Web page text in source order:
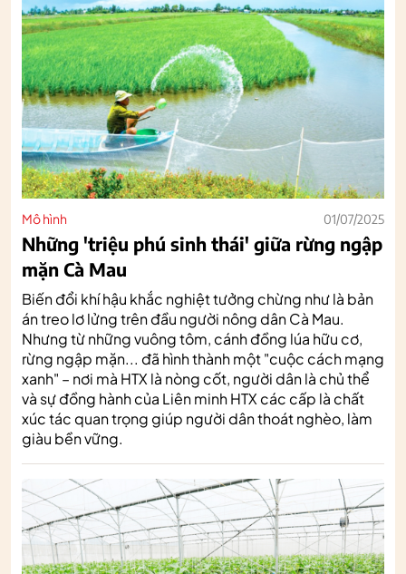
Mô hình 01/07/2025
Những 'triệu phú sinh thái' giữa rừng ngập
mặn Cà Mau
Biến đổi khí hậu khắc nghiệt tưởng chừng như là bản
án treo lơ lửng trên đầu người nông dân Cà Mau.
Nhưng từ những vuông tôm, cánh đồng lúa hữu cơ,
rừng ngập mặn... đã hình thành một "cuộc cách mạng
xanh" – nơi mà HTX là nòng cốt, người dân là chủ thể
và sự đồng hành của Liên minh HTX các cấp là chất
xúc tác quan trọng giúp người dân thoát nghèo, làm
giàu bền vững.